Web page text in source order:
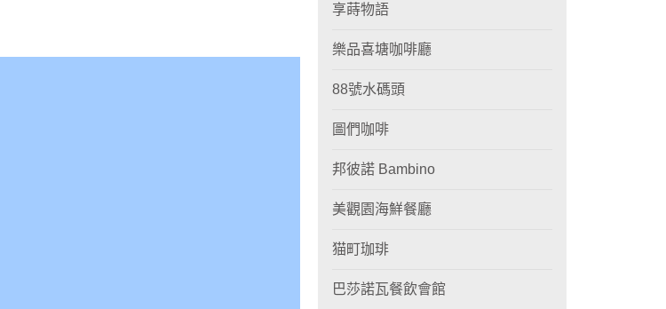
享蒔物語
樂品喜塘咖啡廳
88號水碼頭
圖們咖啡
邦彼諾 Bambino
美觀園海鮮餐廳
猫町珈琲
巴莎諾瓦餐飲會館